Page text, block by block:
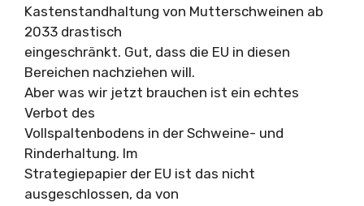
Kastenstandhaltung von Mutterschweinen ab
2033 drastisch
eingeschränkt. Gut, dass die EU in diesen
Bereichen nachziehen will.
Aber was wir jetzt brauchen ist ein echtes
Verbot des
Vollspaltenbodens in der Schweine- und
Rinderhaltung. Im
Strategiepapier der EU ist das nicht
ausgeschlossen, da von